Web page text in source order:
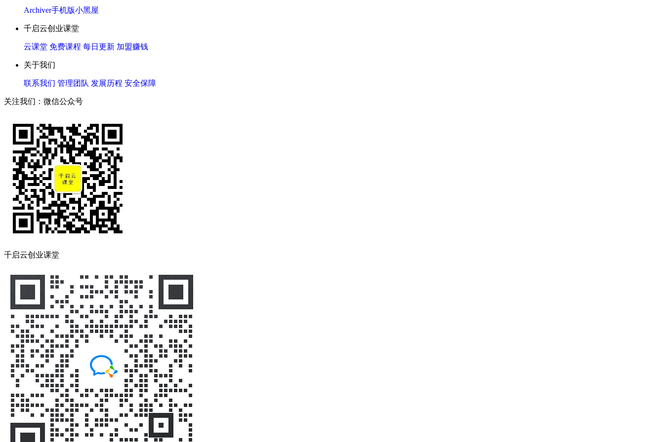
Archiver手机版小黑屋
千启云创业课堂
云课堂 免费课程 每日更新 加盟赚钱
关于我们
联系我们 管理团队 发展历程 安全保障
关注我们：微信公众号
千启云创业课堂